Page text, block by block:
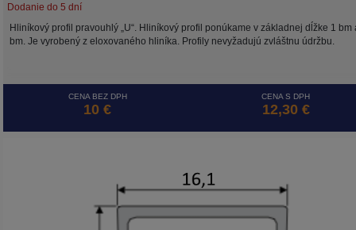
Dodanie do 5 dní
Hliníkový profil pravouhlý „U“. Hliníkový profil ponúkame v základnej dĺžke 1 bm
bm. Je vyrobený z eloxovaného hliníka. Profily nevyžadujú zvláštnu údržbu.
CENA BEZ DPH
10 €
CENA S DPH
12,30 €